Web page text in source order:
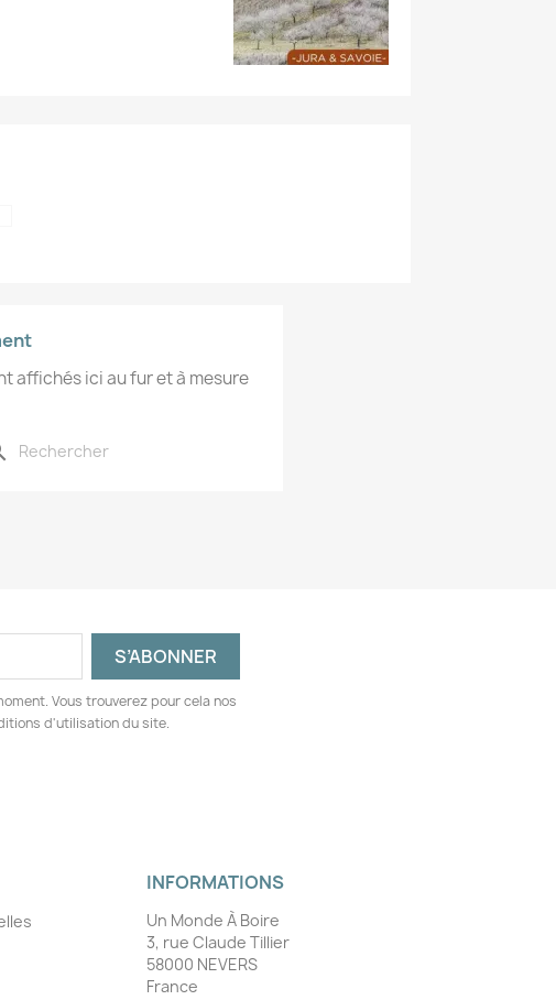
affichés ici au fur et à mesure
Vous trouverez pour cela nos
d'utilisation du site.
INFORMATIONS
Un Monde À Boire
3, rue Claude Tillier
58000 NEVERS
France